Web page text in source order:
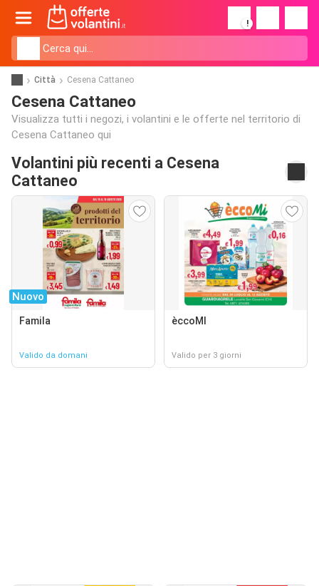
!
Città Cesena Cattaneo
Cesena Cattaneo
Visualizza tutti i negozi, i volantini e le offerte nel territorio di
Cesena Cattaneo qui
Volantini più recenti a Cesena
Cattaneo
Nuovo
Famila
Valido da domani
èccoMI
Valido per 3 giorni